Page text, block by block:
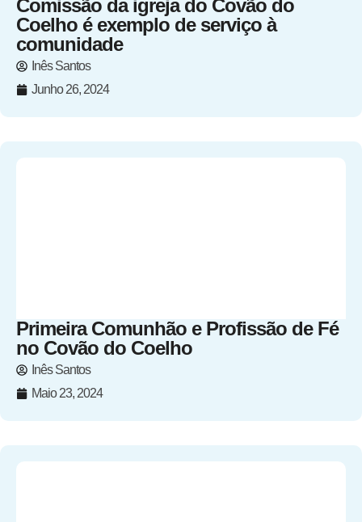
Comissão da igreja do Covão do
Coelho é exemplo de serviço à
comunidade
Inês Santos
Junho 26, 2024
Primeira Comunhão e Profissão de Fé
no Covão do Coelho
Inês Santos
Maio 23, 2024